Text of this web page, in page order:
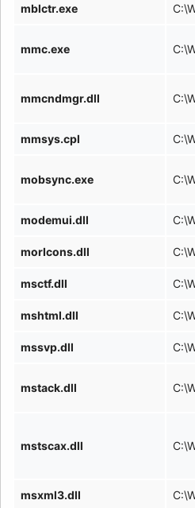
mblctr.exe
mmc.exe
mmcndmgr.dll
mmsys.cpl
mobsync.exe
modemui.dll
morIcons.dll
msctf.dll
mshtml.dll
mssvp.dll
mstack.dll
mstscax.dll
msxml3.dll